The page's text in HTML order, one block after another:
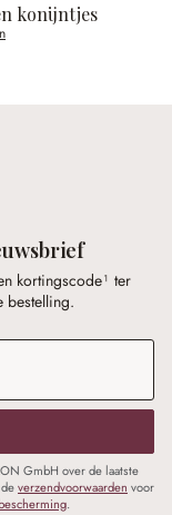
konijntjes
kortingscode¹ ter
bestelling.
GmbH over de laatste
verzendvoorwaarden voor
.